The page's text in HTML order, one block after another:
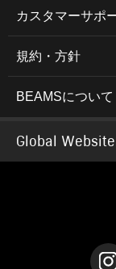
カスタマーサポ
規約・方針
BEAMSについて
Global Website